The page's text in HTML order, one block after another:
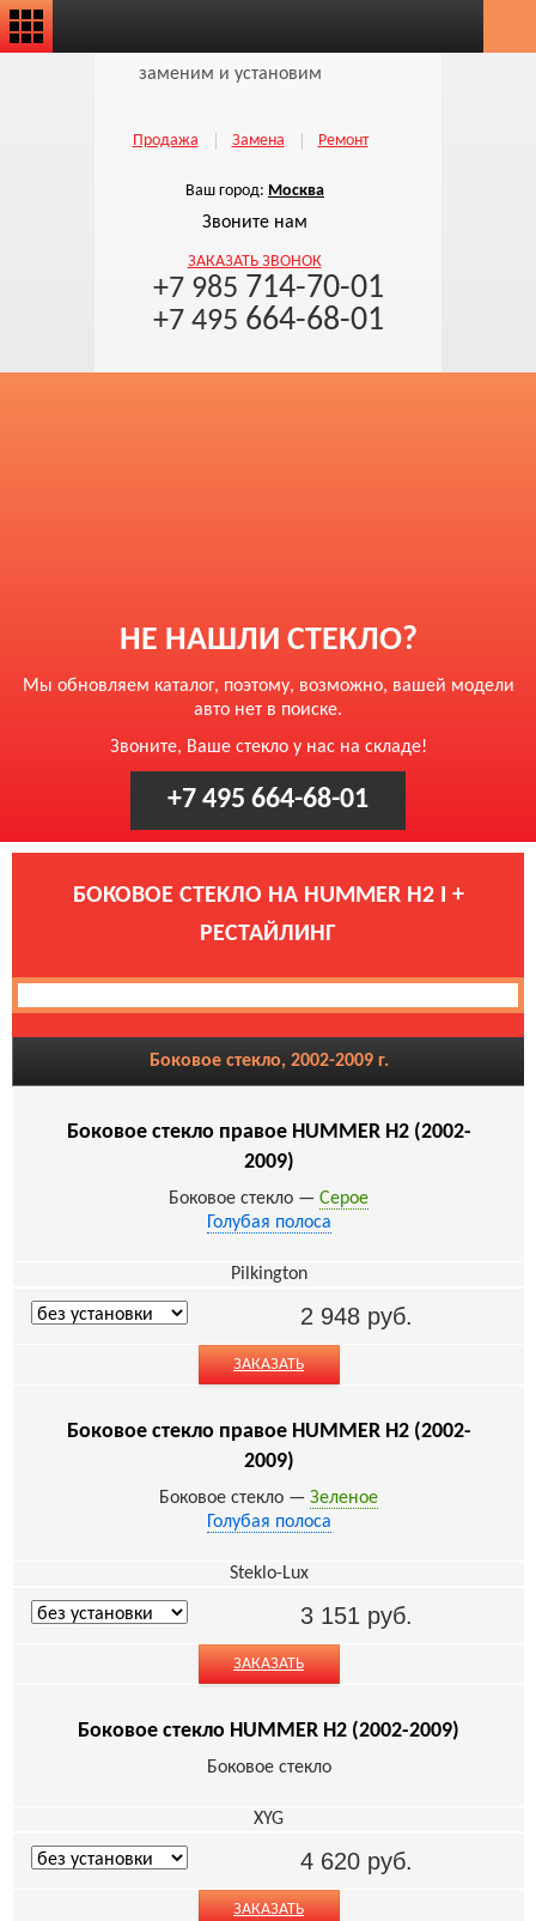
заменим и установим
Продажа Замена Ремонт
Ваш город: Москва
Звоните нам
ЗАКАЗАТЬ ЗВОНОК
+7 985 714-70-01
+7 495 664-68-01
НЕ НАШЛИ СТЕКЛО?
Мы обновляем каталог, поэтому, возможно, вашей модели
авто нет в поиске.
Звоните, Ваше стекло у нас на складе!
+7 495 664-68-01
БОКОВОЕ СТЕКЛО НА HUMMER H2 I +
РЕСТАЙЛИНГ
Боковое стекло, 2002-2009 г.
Боковое стекло правое HUMMER H2 (2002-
2009)
Боковое стекло — Серое
Голубая полоса
Pilkington
2 948руб.
ЗАКАЗАТЬ
Боковое стекло правое HUMMER H2 (2002-
2009)
Боковое стекло — Зеленое
Голубая полоса
Steklo-Lux
3 151 руб.
ЗАКАЗАТЬ
Боковое стекло HUMMER H2 (2002-2009)
Боковое стекло
XYG
4 620руб.
ЗАКАЗАТЬ